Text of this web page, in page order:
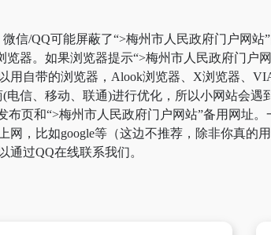
信/QQ可能屏蔽了“>梅州市人民政府门户网
器。如果浏览器提示“>梅州市人民政府门户
自带的浏览器，Alook浏览器、X浏览器、
信、移动、联通)进行优化，所以小网站会遇
页和“>梅州市人民政府门户网站”备用网址
，比如google等（这边不推荐，除非你真的
通过QQ在线联系我们。